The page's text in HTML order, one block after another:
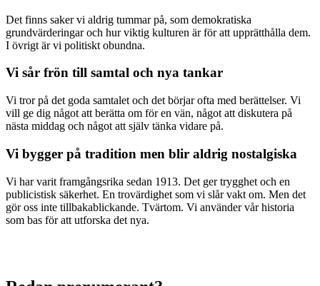
Det finns saker vi aldrig tummar på, som demokratiska
grundvärderingar och hur viktig kulturen är för att upprätthålla dem.
I övrigt är vi politiskt obundna.
Vi sår frön till samtal och nya tankar
Vi tror på det goda samtalet och det börjar ofta med berättelser. Vi
vill ge dig något att berätta om för en vän, något att diskutera på
nästa middag och något att själv tänka vidare på.
Vi bygger på tradition men blir aldrig nostalgiska
Vi har varit framgångsrika sedan 1913. Det ger trygghet och en
publicistisk säkerhet. En trovärdighet som vi slår vakt om. Men det
gör oss inte tillbakablickande. Tvärtom. Vi använder vår historia
som bas för att utforska det nya.